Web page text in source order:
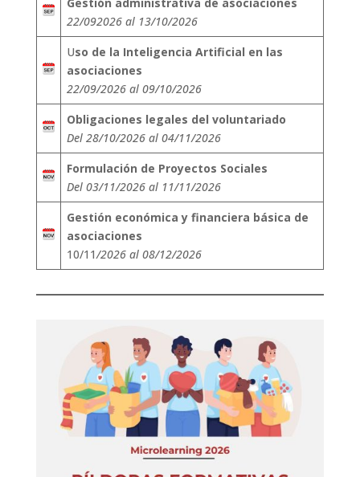
Gestión administrativa de asociaciones
22/092026 al 13/10/2026
Uso de la Inteligencia Artificial en las
asociaciones
22/09/2026 al 09/10/2026
Obligaciones legales del voluntariado
Del 28/10/2026 al 04/11/2026
Formulación de Proyectos Sociales
Del 03/11/2026 al 11/11/2026
Gestión económica y financiera básica de
asociaciones
10/11/2026 al 08/12/2026